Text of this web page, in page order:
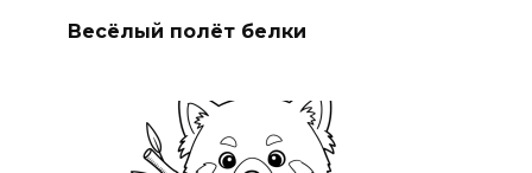
Весёлый полёт белки